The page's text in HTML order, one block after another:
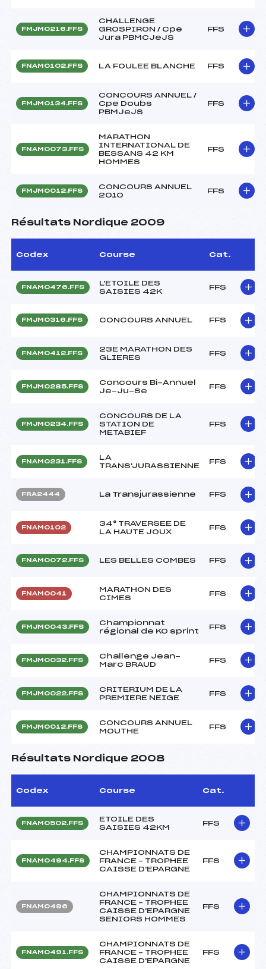
FMJM0216.FFS
CHALLENGE
GROSPIRON / Cpe
Jura PBMCJeJS
FFS
FNAM0102.FFS LA FOULEE BLANCHE FFS
FMJM0134.FFS
CONCOURS ANNUEL /
Cpe Doubs
PBMJeJS
FFS
FNAM0073.FFS
MARATHON
INTERNATIONAL DE
BESSANS 42 KM
HOMMES
FFS
FMJM0012.FFS
CONCOURS ANNUEL
2010
FFS
Résultats Nordique 2009
Codex Course Cat.
FNAM0476.FFS
L'ETOILE DES
SAISIES 42K
FFS
FMJM0316.FFS CONCOURS ANNUEL FFS
FNAM0412.FFS
23E MARATHON DES
GLIERES
FFS
FMJM0285.FFS
Concours Bi-Annuel
Je-Ju-Se
FFS
FMJM0234.FFS
CONCOURS DE LA
STATION DE
METABIEF
FFS
FNAM0231.FFS
LA
TRANS'JURASSIENNE
FFS
FRA2444 La Transjurassienne FFS
FNAM0102
34° TRAVERSEE DE
LA HAUTE JOUX
FFS
FNAM0072.FFS LES BELLES COMBES FFS
FNAM0041
MARATHON DES
CIMES
FFS
FMJM0043.FFS
Championnat
régional de KO sprint
FFS
FMJM0032.FFS
Challenge Jean-
Marc BRAUD
FFS
FMJM0022.FFS
CRITERIUM DE LA
PREMIERE NEIGE
FFS
FMJM0012.FFS
CONCOURS ANNUEL
MOUTHE
FFS
Résultats Nordique 2008
Codex Course Cat.
FNAM0502.FFS
ETOILE DES
SAISIES 42KM
FFS
FNAM0494.FFS
CHAMPIONNATS DE
FRANCE – TROPHEE
CAISSE D'EPARGNE
FFS
FNAM0496
CHAMPIONNATS DE
FRANCE – TROPHEE
CAISSE D'EPARGNE
SENIORS HOMMES
FFS
FNAM0491.FFS
CHAMPIONNATS DE
FRANCE – TROPHEE
CAISSE D'EPARGNE
FFS